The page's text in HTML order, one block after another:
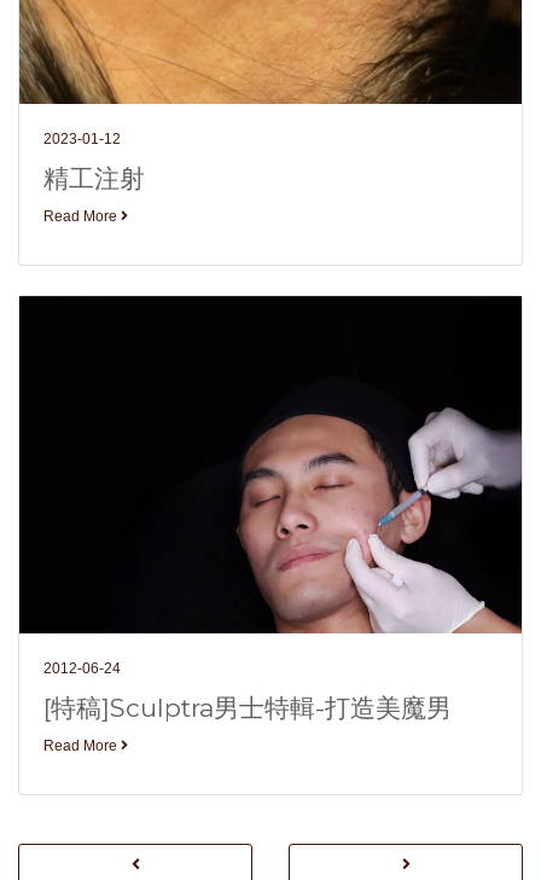
2023-01-12
精工注射
Read More
2012-06-24
[特稿]Sculptra男士特輯-打造美魔男
Read More